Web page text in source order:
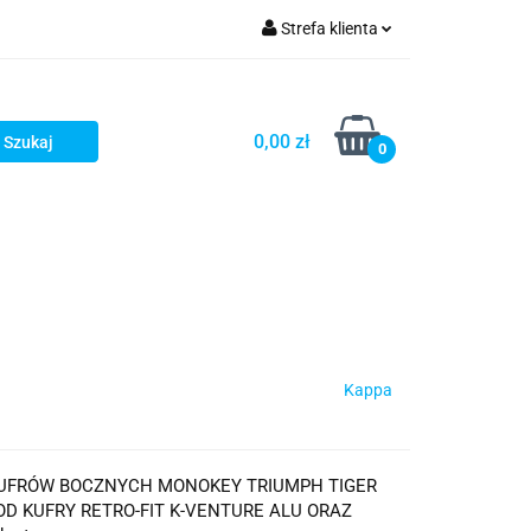
Strefa klienta
Zarejestruj się
Dodaj zgłoszenie
0,00 zł 0
Kappa
BOCZNYCH MONOKEY TRIUMPH TIGER
KUFRY RETRO-FIT K-VENTURE ALU ORAZ